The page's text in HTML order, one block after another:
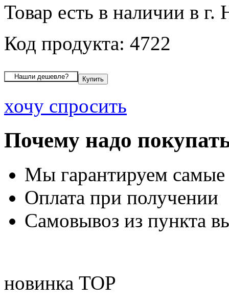
Товар есть в наличии в
Код продукта: 4722
хочу спросить
Почему надо
Мы гарантируем
Оплата при получении
Самовывоз из пункта
новинка TOP